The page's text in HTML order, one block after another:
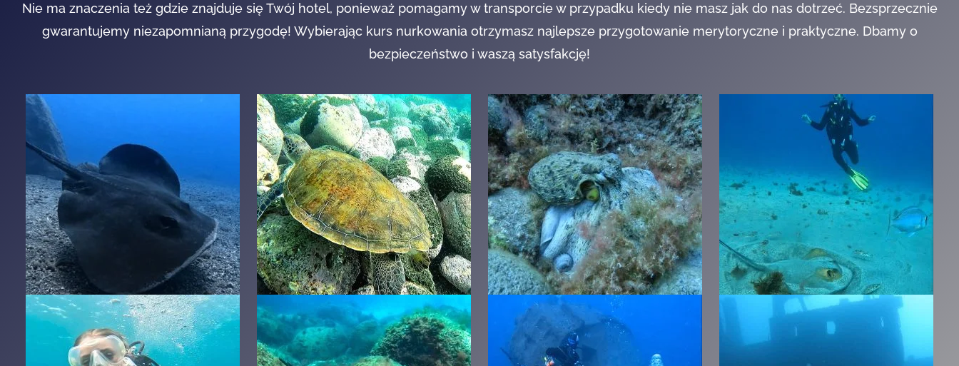
Nie ma znaczenia też gdzie znajduje się Twój hotel, ponieważ pomagamy w transporcie w przypadku kiedy nie masz jak do nas dotrzeć. Bezsprzecznie
gwarantujemy niezapomnianą przygodę! Wybierając kurs nurkowania otrzymasz najlepsze przygotowanie merytoryczne i praktyczne. Dbamy o
bezpieczeństwo i waszą satysfakcję!